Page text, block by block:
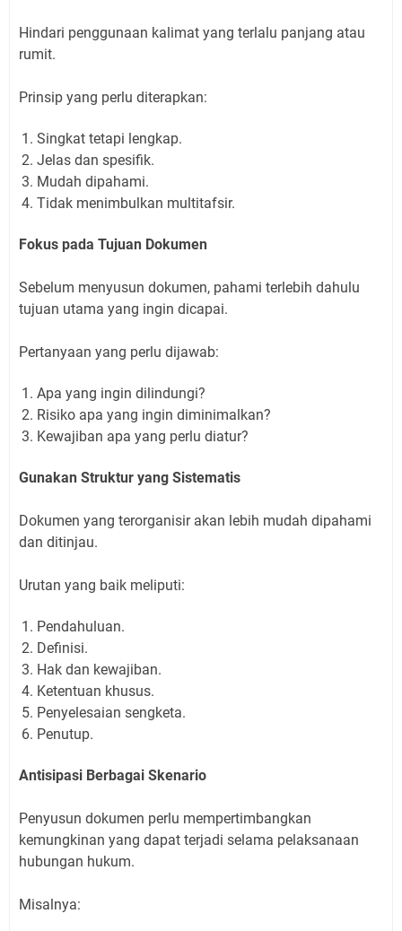
Hindari penggunaan kalimat yang terlalu panjang atau
rumit.
Prinsip yang perlu diterapkan:
Singkat tetapi lengkap.
Jelas dan spesifik.
Mudah dipahami.
Tidak menimbulkan multitafsir.
Fokus pada Tujuan Dokumen
Sebelum menyusun dokumen, pahami terlebih dahulu
tujuan utama yang ingin dicapai.
Pertanyaan yang perlu dijawab:
Apa yang ingin dilindungi?
Risiko apa yang ingin diminimalkan?
Kewajiban apa yang perlu diatur?
Gunakan Struktur yang Sistematis
Dokumen yang terorganisir akan lebih mudah dipahami
dan ditinjau.
Urutan yang baik meliputi:
Pendahuluan.
Definisi.
Hak dan kewajiban.
Ketentuan khusus.
Penyelesaian sengketa.
Penutup.
Antisipasi Berbagai Skenario
Penyusun dokumen perlu mempertimbangkan
kemungkinan yang dapat terjadi selama pelaksanaan
hubungan hukum.
Misalnya: